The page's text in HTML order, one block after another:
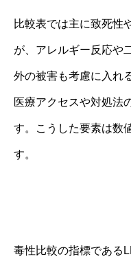
比較表では主に致死性
が、アレルギー反応や
外の被害も考慮に入れ
医療アクセスや対処法
す。こうした要素は数
す。
毒性比較の指標である